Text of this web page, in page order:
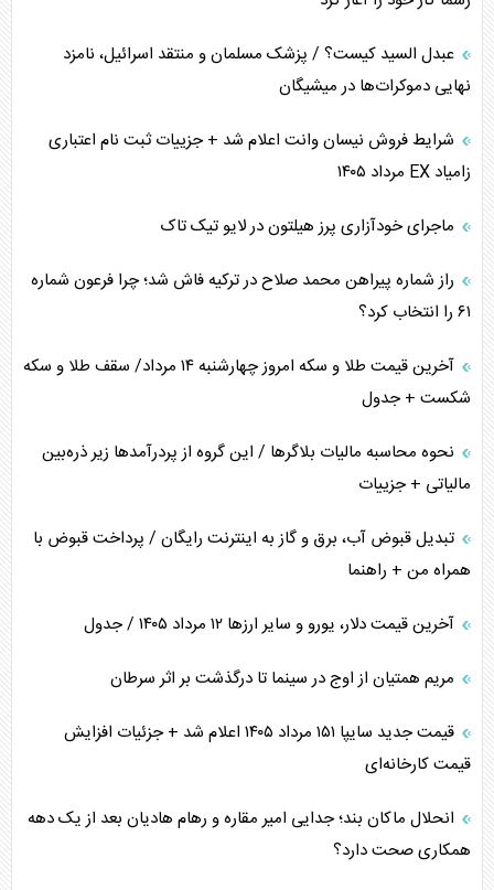
همسویی عربستان با سنتکام علیه متحدان ایران
ترامپ و توهم خلع سلاح حماس
چرا کویت به دنبال شریک امنیتی جدید است؟
اعتراف غرب به قدرت ایران در تثبیت معادلات
خطای راهبردی ترامپ مقابل برزیل
عبدل السید کیست؟ / پزشک مسلمان و منتقد اسرائیل، نامزد
نهایی دموکرات‌ها در میشیگان
شرایط فروش نیسان وانت اعلام شد + جزییات ثبت نام اعتباری
زامیاد EX مرداد ۱۴۰۵
ماجرای خودآزاری پرز هیلتون در لایو تیک تاک
راز شماره پیراهن محمد صلاح در ترکیه فاش شد؛ چرا فرعون شماره
۶۱ را انتخاب کرد؟
آخرین قیمت طلا و سکه امروز چهارشنبه ۱۴ مرداد/ سقف طلا و سکه
شکست + جدول
نحوه محاسبه مالیات بلاگر‌ها / این گروه از پردرآمد‌ها زیر ذره‌بین
مالیاتی + جزییات
تبدیل قبوض آب، برق و گاز به اینترنت رایگان / پرداخت قبوض با
همراه من + راهنما
آخرین قیمت دلار، یورو و سایر ارز‌ها ۱۲ مرداد ۱۴۰۵ / جدول
مریم همتیان از اوج در سینما تا درگذشت بر اثر سرطان
قیمت جدید سایپا ۱۵۱ مرداد ۱۴۰۵ اعلام شد + جزئیات افزایش
قیمت کارخانه‌ای
انحلال ماکان بند؛ جدایی امیر مقاره و رهام هادیان بعد از یک دهه
همکاری صحت دارد؟